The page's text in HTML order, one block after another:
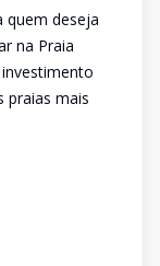
quem deseja
na Praia
praias mais